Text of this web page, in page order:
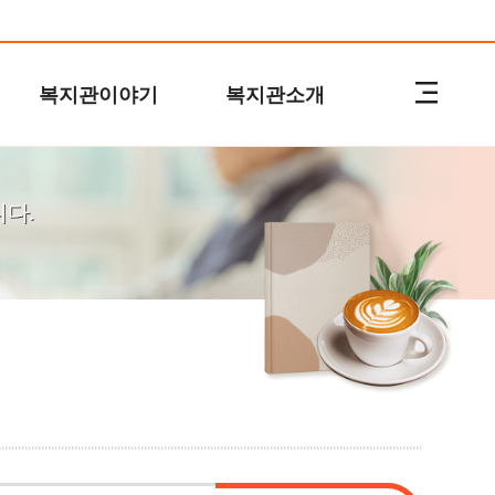
복지관이야기 복지관소개
다.